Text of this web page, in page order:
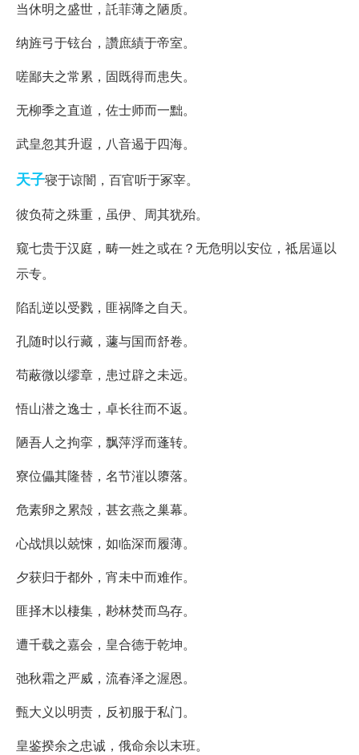
当休明之盛世，託菲薄之陋质。
纳旌弓于铉台，讚庶績于帝室。
嗟鄙夫之常累，固既得而患失。
无柳季之直道，佐士师而一黜。
武皇忽其升遐，八音遏于四海。
天子寝于谅闇，百官听于冢宰。
彼负荷之殊重，虽伊、周其犹殆。
窥七贵于汉庭，畴一姓之或在？无危明以安位，祗居逼以
示专。
陷乱逆以受戮，匪祸降之自天。
孔随时以行藏，蘧与国而舒卷。
苟蔽微以缪章，患过辟之未远。
悟山潜之逸士，卓长往而不返。
陋吾人之拘挛，飘萍浮而蓬转。
寮位儡其隆替，名节漼以隳落。
危素卵之累殻，甚玄燕之巢幕。
心战惧以兢悚，如临深而履薄。
夕获归于都外，宵未中而难作。
匪择木以棲集，尠林焚而鸟存。
遭千载之嘉会，皇合德于乾坤。
弛秋霜之严威，流春泽之渥恩。
甄大义以明责，反初服于私门。
皇鉴揆余之忠诚，俄命余以末班。